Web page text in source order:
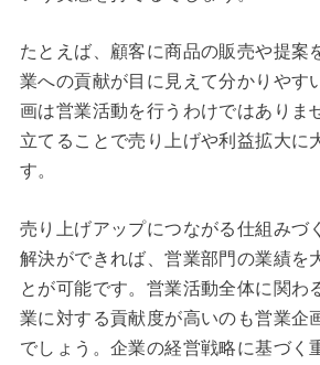
たとえば、顧客に商品の販売や提案
業への貢献が目に見えて分かりやす
画は営業活動を行うわけではありま
立てることで売り上げや利益拡大に
す。
売り上げアップにつながる仕組みづ
解決ができれば、営業部門の業績を
とが可能です。営業活動全体に関わ
業に対する貢献度が高いのも営業企
でしょう。企業の経営戦略に基づく